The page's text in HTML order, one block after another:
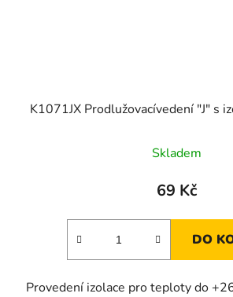
K1071JX Prodlužovacívedení "J" s
Skladem
69 Kč
DO
Provedení izolace pro teploty do